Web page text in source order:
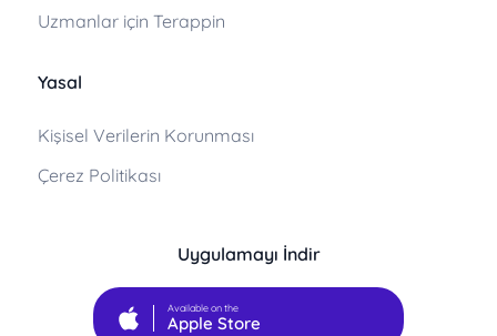
Uzmanlar için Terappin
Yasal
Kişisel Verilerin Korunması
Çerez Politikası
Uygulamayı İndir
Available on the
Apple Store